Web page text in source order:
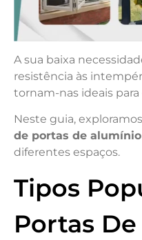
A sua baixa
resistência às
tornam-nas ideais para
Neste guia,
de portas de alumínio
diferentes espaços.
Tipos
Portas